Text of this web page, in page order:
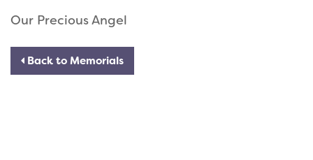
Our Precious Angel
Back to Memorials